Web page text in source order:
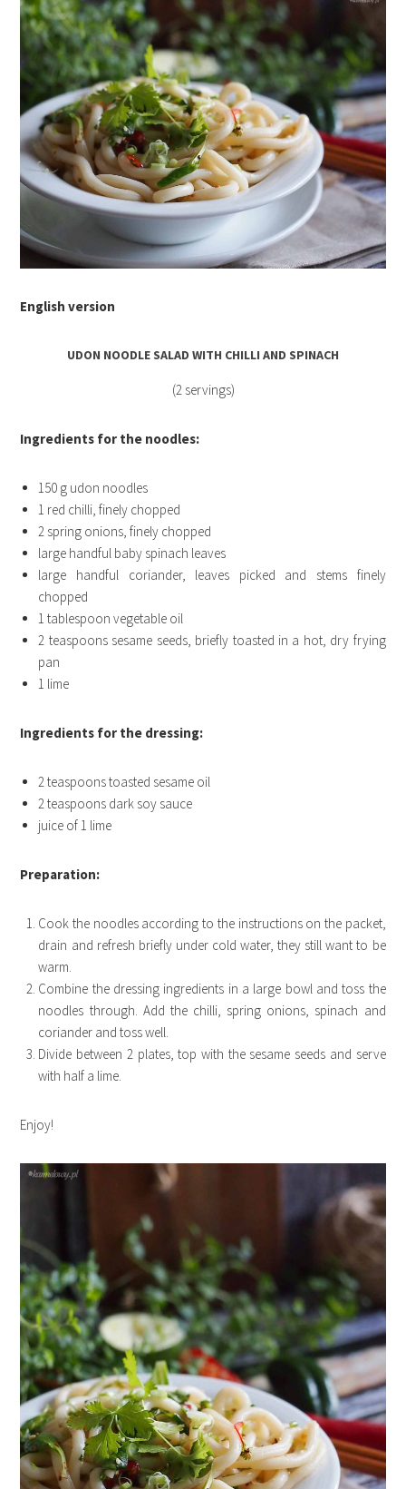
English version
UDON NOODLE SALAD WITH CHILLI AND SPINACH
(2 servings)
Ingredients for the noodles:
150 g udon noodles
1 red chilli, finely chopped
2 spring onions, finely chopped
large handful baby spinach leaves
large handful coriander, leaves picked and stems finely
chopped
1 tablespoon vegetable oil
2 teaspoons sesame seeds, briefly toasted in a hot, dry frying
pan
1 lime
Ingredients for the dressing:
2 teaspoons toasted sesame oil
2 teaspoons dark soy sauce
juice of 1 lime
Preparation:
Cook the noodles according to the instructions on the packet,
drain and refresh briefly under cold water, they still want to be
warm.
Combine the dressing ingredients in a large bowl and toss the
noodles through. Add the chilli, spring onions, spinach and
coriander and toss well.
Divide between 2 plates, top with the sesame seeds and serve
with half a lime.
Enjoy!